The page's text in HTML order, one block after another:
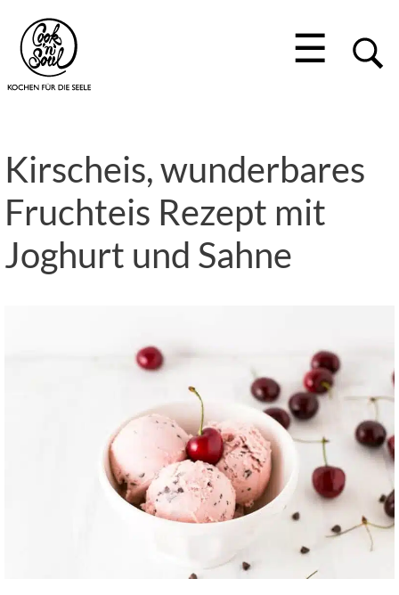
☰
Kirscheis, wunderbares
Fruchteis Rezept mit
Joghurt und Sahne